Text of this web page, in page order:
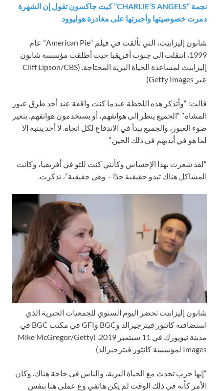
نجمة “CHARLIE’S ANGELS” كيت جاكسون تقول إن الشهرة
دمرت خصوصيتها وأجبرتها على مغادرة هوليوود
شانون إليزابيث، التي تألقت في فيلم “American Pie” عام
1999، انتقلت إلى جنوب أفريقيا حيث أطلقت مؤسسة شانون
إليزابيث لمساعدة الحياة البرية المحتاجة. (Cliff Lipson/CBS
عبر Getty Images)
قالت: “وأتذكر هذه اللحظة عندما كنت واقفة عند أحد طرق عبور
المشاة.” “الجميع ينظر إلى هواتفهم، أو يستخدمون هواتفهم. يتغير
ضوء العبور، والجميع يبدأ في الاندفاع لكل اتجاه. لا أحد ينتبه إلا
لما هو في أيديهم في ذلك الحين.”
“لقد شعرت بهذا الإحساس وكأنني كنت للتو في أفريقيا، وكانت
المشاكل هناك تبدو حقيقية جدًا – وهي حقيقية”، تذكرت.
شانون إليزابيث تحضر اليوم السنوي للجمعيات الخيرية الذي
استضافته كانتور فيتزجيرالد وBGC وGFI في مكتب BGC في
مدينة نيويورك في 11 سبتمبر 2019.
(Mike McGregor/Getty
Images لمؤسسة كانتور فيتزجيرالد)
“إنها حرب تحدث مع الحياة البرية، والناس في حاجة هناك. وكان
الأمر كأنه في ذلك الوقت لم يكن هاتفي وع عملي هنا بنفس